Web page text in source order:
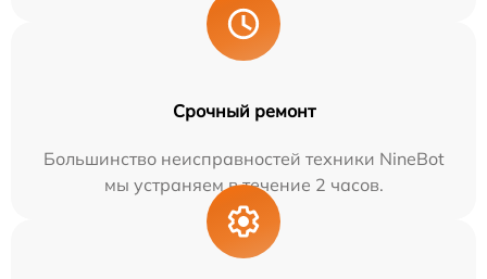
Срочный ремонт
Большинство неисправностей техники NineBot
мы устраняем в течение 2 часов.